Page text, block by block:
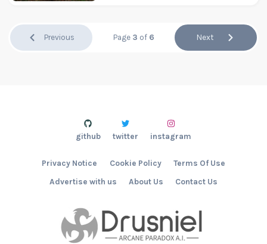
Previous Page 3 of 6 Next
Advertise with us About Us Contact Us
Privacy Notice Cookie Policy Terms Of Use
github twitter instagram